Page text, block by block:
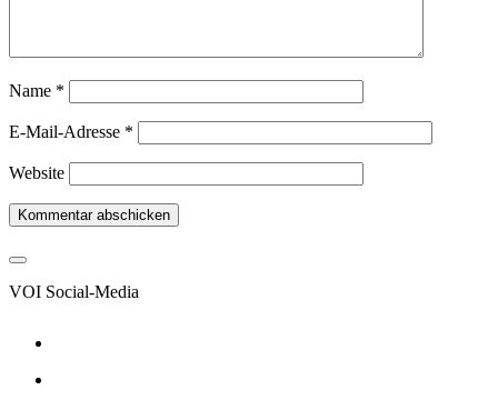
Name *
E-Mail-Adresse *
Website
VOI Social-Media